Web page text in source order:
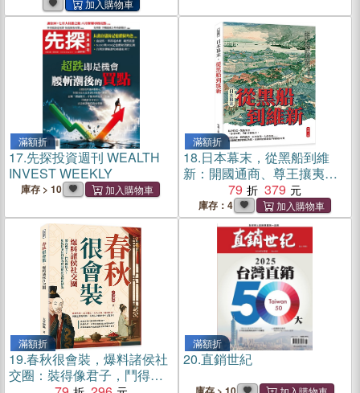
滿額折
17.先探投資週刊 WEALTH
INVEST WEEKLY
庫存 > 10
滿額折
18.日本幕末，從黑船到維
新：開國通商、尊王攘夷、
鳥羽伏見決戰、幕府海
軍……見證德川體制崩解與
近代日本的開端
79 379
庫存：4
滿額折
19.春秋很會裝，爆料諸侯社
交圈：裝得像君子，鬥得像
滿額折
20.直銷世紀